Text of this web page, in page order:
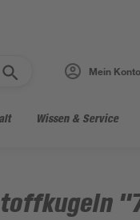
Mein Konto
Wissen & Service